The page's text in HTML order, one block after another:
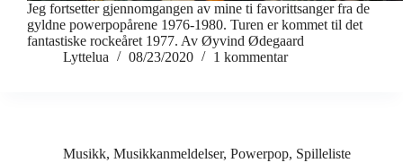
Jeg fortsetter gjennomgangen av mine ti favorittsanger fra de
gyldne powerpopårene 1976-1980. Turen er kommet til det
fantastiske rockeåret 1977. Av Øyvind Ødegaard
Lyttelua
08/23/2020 1 kommentar
Musikk, Musikkanmeldelser, Powerpop, Spilleliste